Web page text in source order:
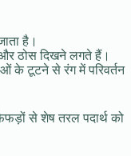
है।
ठोस दिखने लगते हैं।
के टूटने से रंग में परिवर्तन
से शेष तरल पदार्थ को